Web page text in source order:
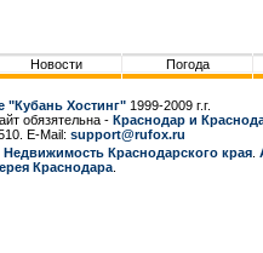
Новости Погода
"Кубань Хостинг" 1999-2009 г.г.
обязятельна - Краснодар и
E-Mail: support@rufox.ru
Недвижимость Краснодарcкого края
Краснодара